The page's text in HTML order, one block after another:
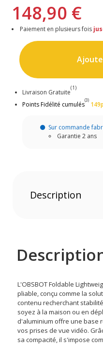
148,90 €
Paiement en plusieurs fois
Livraison Gratuite
(1)
Points Fidélité cumulés
(3)
Sur commande
Garantie 2 ans
Description
L'OBSBOT Foldable
pliable, conçu comme la
contenu recherchant
soyez à la maison ou en
d'aluminium offre une base
vos prises de vue vidéo.
sa compacité, il s'impose